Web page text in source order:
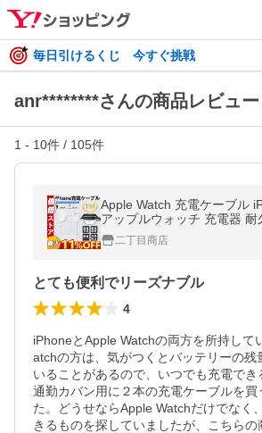
毎日引けるくじ 今すぐ挑戦
anr********さんの商品レビュー
1 - 10件 / 105件
Apple Watch 充電ケーブル
アップルウォッチ 充電器 耐
ヤレス充電器 apple watch
本二役
二丁目商店
とても便利でリーズナブル
4
iPhoneとApple Watchの両方を所持して
atchの方は、気がつくとバッテリーの残
いることがあるので、いつでも充電でき
通勤カバン用に２本の充電ケーブルを買
た。どうせならApple Watchだけでなく
きるものを探していましたが、こちらの